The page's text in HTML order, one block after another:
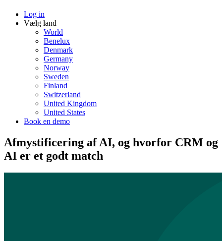
Log in
Vælg land
World
Benelux
Denmark
Germany
Norway
Sweden
Finland
Switzerland
United Kingdom
United States
Book en demo
Afmystificering af AI, og hvorfor CRM og
AI er et godt match